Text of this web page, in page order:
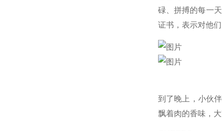
碌、拼搏的每一
证书，表示对他
到了晚上，小伙
飘着肉的香味，